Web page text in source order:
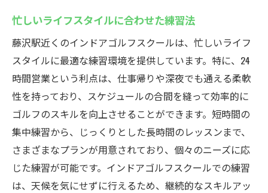
時間を有効活用するためのおすすめプラン
初心者大歓迎！藤沢駅のインドアゴルフスクー
ルウテミルで楽しく練習しよう
楽しく続けるための初心者向けプログラム
仲間と一緒に楽しむ合同レッスンの魅力
ゴルフを通じた新しい趣味の見つけ方
初心者も安心のコミュニティ紹介
藤沢駅のインドアゴルフでのイベント情報
楽しみながらスキルを磨くための工夫
忙しいライフスタイルに合わせた練習法
藤沢駅近くのインドアゴルフスクールは、忙しいライフ
スタイルに最適な練習環境を提供しています。特に、24
時間営業という利点は、仕事帰りや深夜でも通える柔軟
性を持っており、スケジュールの合間を縫って効率的に
ゴルフのスキルを向上させることができます。短時間の
集中練習から、じっくりとした長時間のレッスンまで、
さまざまなプランが用意されており、個々のニーズに応
じた練習が可能です。インドアゴルフスクールでの練習
は、天候を気にせずに行えるため、継続的なスキルアッ